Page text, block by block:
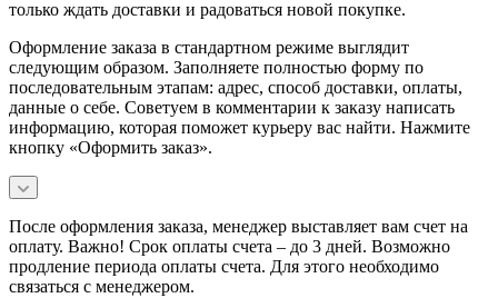
только ждать доставки и радоваться новой покупке.
Оформление заказа в стандартном режиме выглядит
следующим образом. Заполняете полностью форму по
последовательным этапам: адрес, способ доставки, оплаты,
данные о себе. Советуем в комментарии к заказу написать
информацию, которая поможет курьеру вас найти. Нажмите
кнопку «Оформить заказ».
После оформления заказа, менеджер выставляет вам счет на
оплату. Важно! Срок оплаты счета – до 3 дней. Возможно
продление периода оплаты счета. Для этого необходимо
связаться с менеджером.